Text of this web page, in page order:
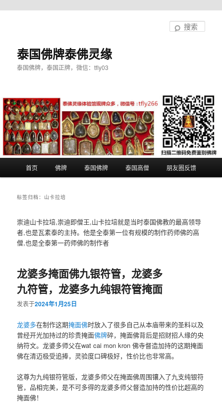
泰国佛牌泰佛灵缘
泰国佛牌，泰国正牌，微信：tfly03
首页 佛牌 泰国佛牌 泰国高僧 朋友圈反馈
标签归档： 山卡拉培
崇迪山卡拉培,崇迪即僧王,山卡拉培就是当时泰国佛教的最高领导
者,也是瓦素泰的主持。他是全泰第一位有规模的制作药师佛的高
僧,也是全泰第一药师佛的制作者
龙婆多掩面佛九银符管，龙婆多
九符管，龙婆多九纯银符管掩面
发表于2024年1月25日
龙婆多在制作这期掩面佛时放入了很多自己从本庙带来的圣料以及
曾经开光加持过的珍贵掩面佛牌碎，掩面佛背后是招财招人缘的央
纳符文。龙婆多师父在wat cai mon kron 佛寺督造加持的这期掩面
佛在清迈极受追捧，灵验度口碑极好，性价比也非常高。
这尊为九纯银符管版，龙婆多师父在掩面佛周围镶入了九支纯银符
管，品相完美，是不可多得的龙婆多师父督造加持的性价比超高的
掩面佛！